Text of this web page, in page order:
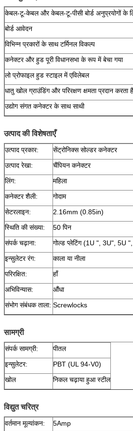
केबल-टू-केबल और केबल-टू-पीसी बोर्ड अनुप्रयोगों के
बोर्ड आवेदन
विभिन्न प्रकारों के साथ टर्मिनल विकल्प
कनेक्टर और हुड पूरी विधानसभा के रूप में बेचा गया
लो प्रोफाइल हुड स्टाइल में एविलेबल
धातु खोल ग्राउंडिंग और परिरक्षण क्षमता प्रदान करता है
उद्योग संगत कनेक्टर के साथ साथी
उत्पाद की विशेषताएँ
उत्पाद प्रकार:
सेंट्रोनिक्स सोल्डर कनेक्टर
उत्पाद रेखा:
चैंपियन कनेक्टर
लिंग:
महिला
कनेक्टर शैली:
गोदाम
सेटरलाइन:
2.16mm (0.85in)
स्थिति की संख्या:
50 पिन
संपर्क चढ़ाना:
गोल्ड प्लेटिंग (1U ", 3U", 5U
इन्सुलेटर रंग:
काला या नीला
परिरक्षित:
हाँ
अभिविन्यास:
औंधा
संभोग संबंधक ताला: Screwlocks
सामग्री
संपर्क सामग्री:
पीतल
इन्सुलेटर:
PBT (UL 94-V0)
खोल
निकल चढ़ाया हुआ स्टील
विद्युत चरित्र
वर्तमान मूल्यांकन:
5Amp